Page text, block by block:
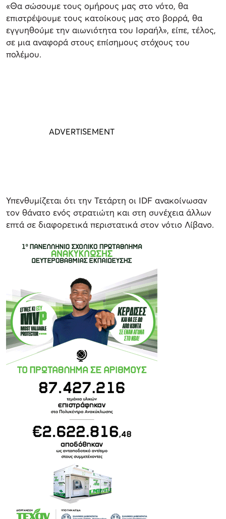
«Θα σώσουμε τους ομήρους μας στο νότο, θα
επιστρέψουμε τους κατοίκους μας στο βορρά, θα
εγγυηθούμε την αιωνιότητα του Ισραήλ», είπε, τέλος,
σε μια αναφορά στους επίσημους στόχους του
πολέμου.
Υπενθυμίζεται ότι την Τετάρτη οι IDF ανακοίνωσαν
τον θάνατο ενός στρατιώτη και στη συνέχεια άλλων
επτά σε διαφορετικά περιστατικά στον νότιο Λίβανο.